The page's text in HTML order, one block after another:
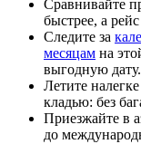
Сравнивайте
быстрее, а
Следите за
месяцам на
выгодную дату.
Летите
кладью: без
Приезжайте в
до